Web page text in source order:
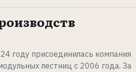
году присоединилась компания
лестниц с 2006 года. За